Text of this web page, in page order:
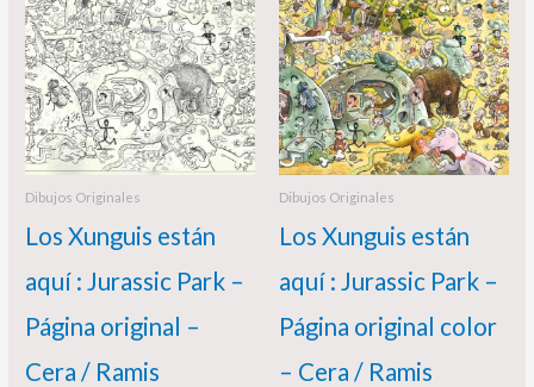
Dibujos Originales
Los Xunguis están
aquí : Jurassic Park –
Página original –
Cera / Ramis
Dibujos Originales
Los Xunguis están
aquí : Jurassic Park –
Página original color
– Cera / Ramis